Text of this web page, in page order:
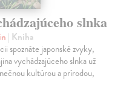
slnka
| Kniha
spoznáte japonské zvyky,
vychádzajúceho slnka už
kultúrou a prírodou,